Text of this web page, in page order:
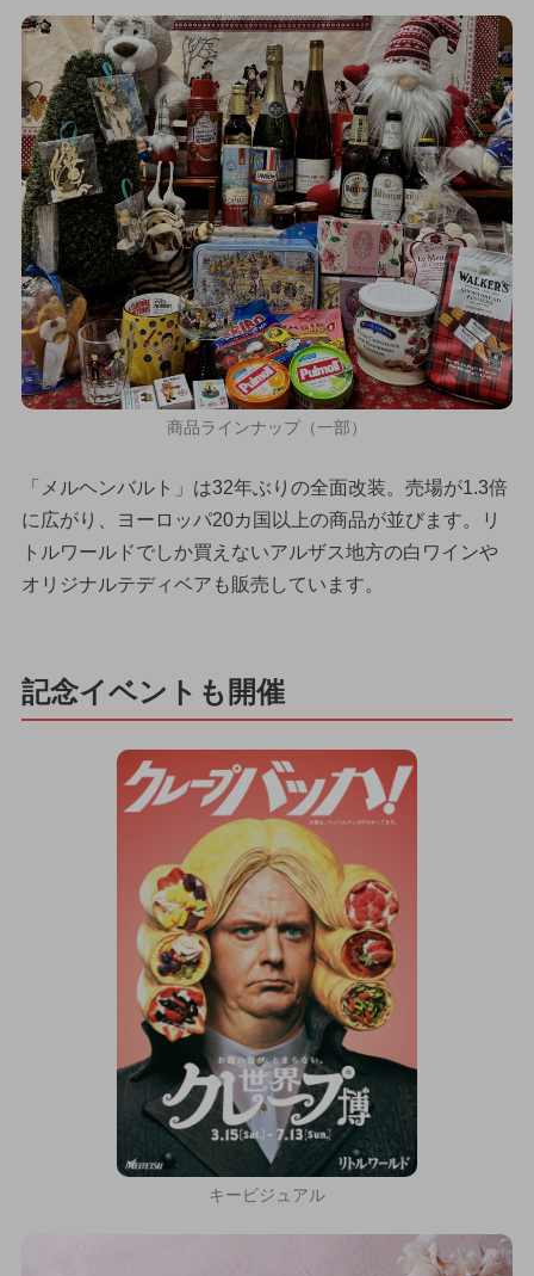
商品ラインナップ（一部）
「メルヘンバルト」は32年ぶりの全面改装。売場が1.3倍
に広がり、ヨーロッパ20カ国以上の商品が並びます。リ
トルワールドでしか買えないアルザス地方の白ワインや
オリジナルテディベアも販売しています。
記念イベントも開催
キービジュアル